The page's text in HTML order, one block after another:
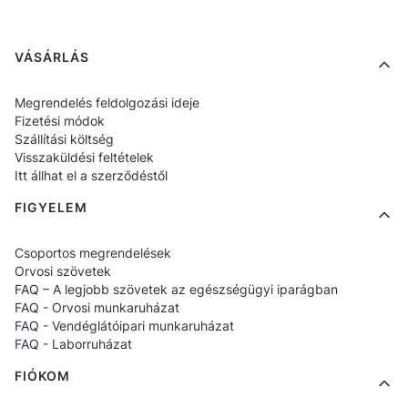
szállodában?
Konyha és étterem
Reggeli büfé– fejfedők a fogásokat
felszolgáló munkatársak számára.
Szállodai mosoda
– könnyű
védőmodellek a személyzet számára.
és sálak.
Footer menu
VÁSÁRLÁS
Megrendelés feldolgozási ideje
Fizetési módok
Szállítási költség
Visszaküldési feltételek
Itt állhat el a szerződéstől
FIGYELEM
Csoportos megrendelések
Orvosi szövetek
FAQ – A legjobb szövetek az egészségügyi iparágban
FAQ - Orvosi munkaruházat
FAQ - Vendéglátóipari munkaruházat
FAQ - Laborruházat
FIÓKOM